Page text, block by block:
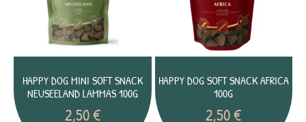
HAPPY DOG MINI SOFT SNACK
NEUSEELAND LAMMAS 100G
2,50€
HAPPY DOG SOFT SNACK AFRICA
100G
2,50€